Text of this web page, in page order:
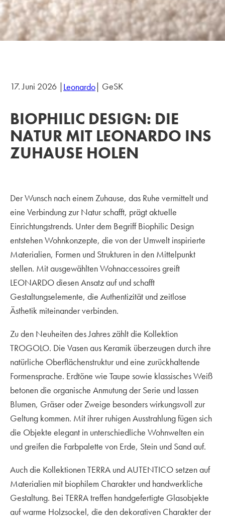
17. Juni 2026 |Leonardo| GeSK
BIOPHILIC DESIGN: DIE
NATUR MIT LEONARDO INS
ZUHAUSE HOLEN
Der Wunsch nach einem Zuhause, das Ruhe vermittelt und
eine Verbindung zur Natur schafft, prägt aktuelle
Einrichtungstrends. Unter dem Begriff Biophilic Design
entstehen Wohnkonzepte, die von der Umwelt inspirierte
Materialien, Formen und Strukturen in den Mittelpunkt
stellen. Mit ausgewählten Wohnaccessoires greift
LEONARDO diesen Ansatz auf und schafft
Gestaltungselemente, die Authentizität und zeitlose
Ästhetik miteinander verbinden.
Zu den Neuheiten des Jahres zählt die Kollektion
TROGOLO. Die Vasen aus Keramik überzeugen durch ihre
natürliche Oberflächenstruktur und eine zurückhaltende
Formensprache. Erdtöne wie Taupe sowie klassisches Weiß
betonen die organische Anmutung der Serie und lassen
Blumen, Gräser oder Zweige besonders wirkungsvoll zur
Geltung kommen. Mit ihrer ruhigen Ausstrahlung fügen sich
die Objekte elegant in unterschiedliche Wohnwelten ein
und greifen die Farbpalette von Erde, Stein und Sand auf.
Auch die Kollektionen TERRA und AUTENTICO setzen auf
Materialien mit biophilem Charakter und handwerkliche
Gestaltung. Bei TERRA treffen handgefertigte Glasobjekte
auf warme Holzsockel, die den dekorativen Charakter der